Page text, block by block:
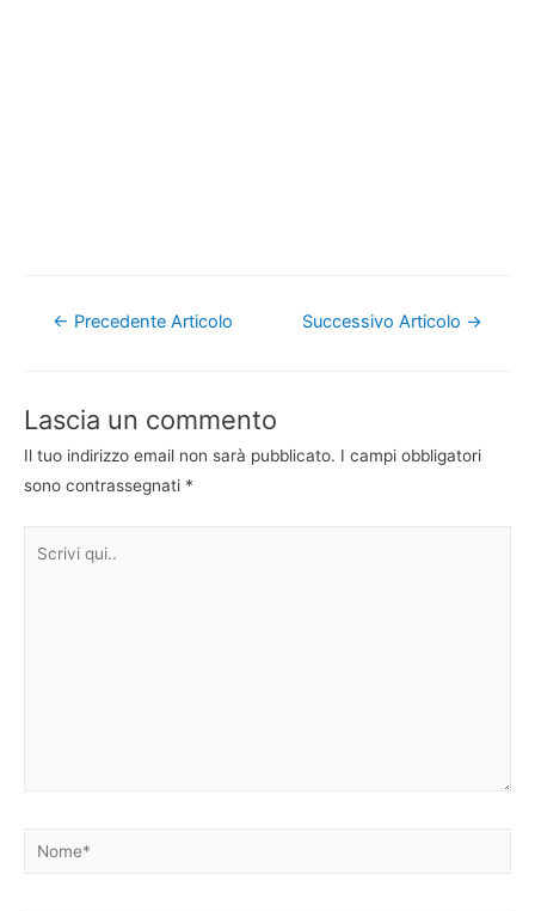
Navigazione
← Precedente Articolo Successivo Articolo →
Lascia un commento
Il tuo indirizzo email non sarà pubblicato. I campi obbligatori
sono contrassegnati *
Nome*